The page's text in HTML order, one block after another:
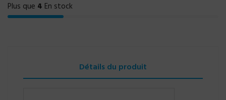
Plus que 4 En stock
Détails du produit